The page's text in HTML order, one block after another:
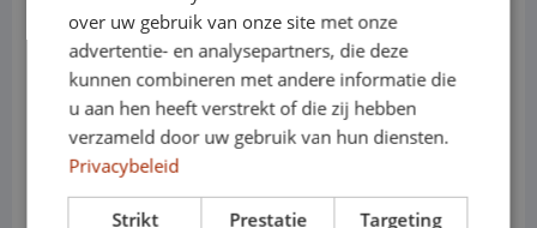
gebruik
• Verrassend veel laadruimte binnen zijn
klasse
• Ideaal voor service, installatie en
over uw gebruik van onze site met onze
advertentie- en analysepartners, die deze
kunnen combineren met andere informatie die
u aan hen heeft verstrekt of die zij hebben
verzameld door uw gebruik van hun diensten.
Privacybeleid
Strikt
Prestatie Targeting